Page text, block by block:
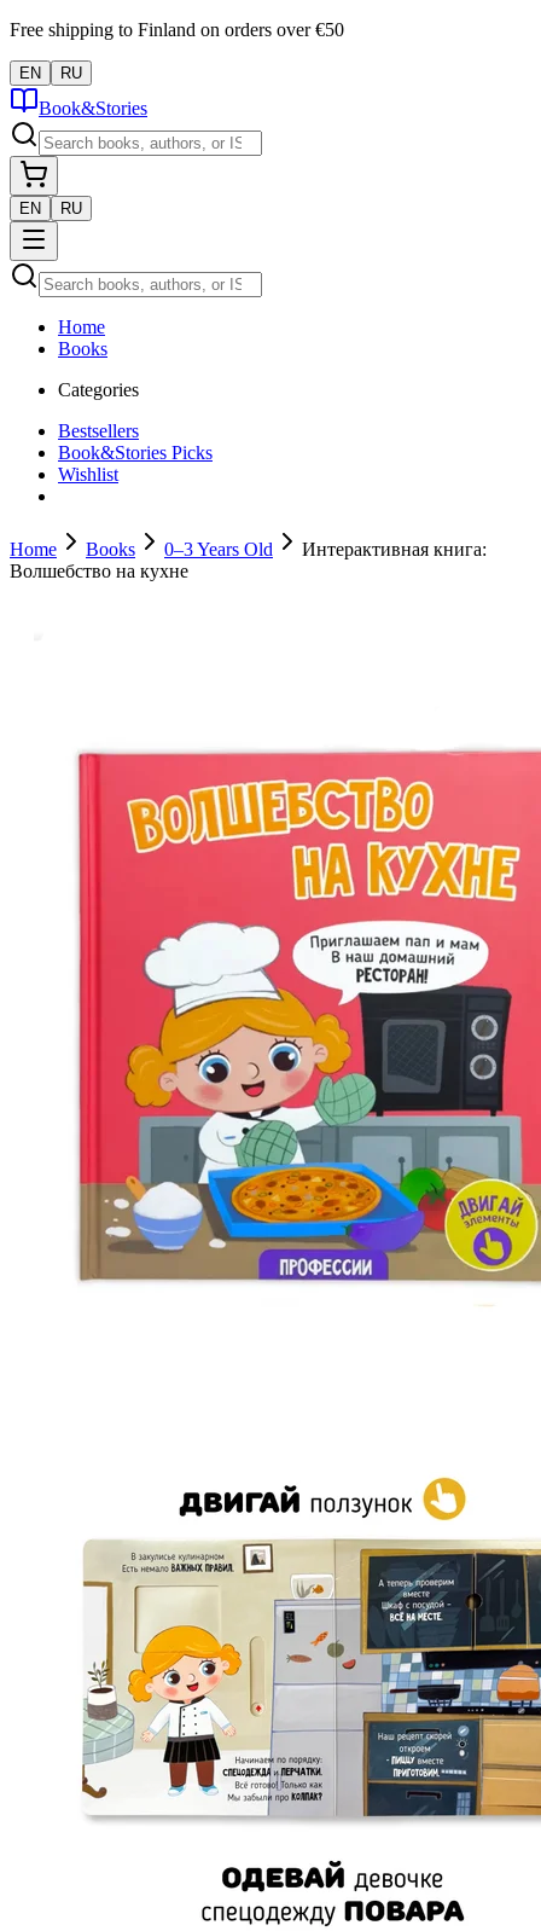
Free shipping to Finland on orders over €50
EN RU
Book&Stories
EN RU
Home
Books
Categories
Bestsellers
Book&Stories Picks
Wishlist
Home Books 0–3 Years Old
Интерактивная книга:
Волшебство на кухне